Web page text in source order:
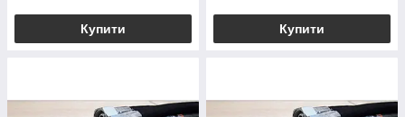
Купити Купити